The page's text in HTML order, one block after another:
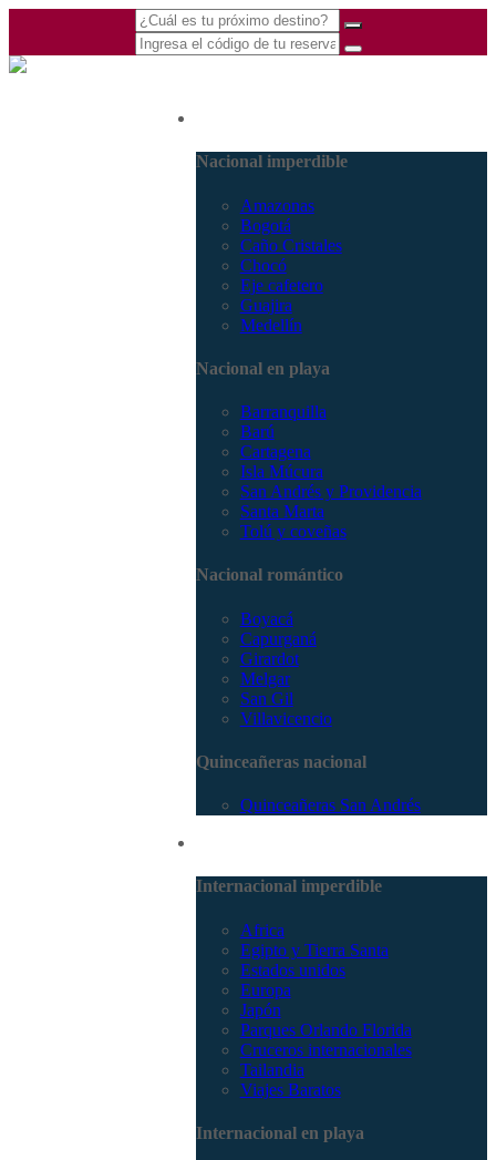
Nacional imperdible
Amazonas
Bogotá
Caño Cristales
Chocó
Eje cafetero
Guajira
Medellín
Nacional en playa
Barranquilla
Barú
Cartagena
Isla Múcura
San Andrés y Providencia
Santa Marta
Tolú y coveñas
Nacional romántico
Boyacá
Capurganá
Girardot
Melgar
San Gil
Villavicencio
Quinceañeras nacional
Quinceañeras San Andrés
Internacional imperdible
Africa
Egipto y Tierra Santa
Estados unidos
Europa
Japón
Parques Orlando Florida
Cruceros internacionales
Tailandia
Viajes Baratos
Internacional en playa